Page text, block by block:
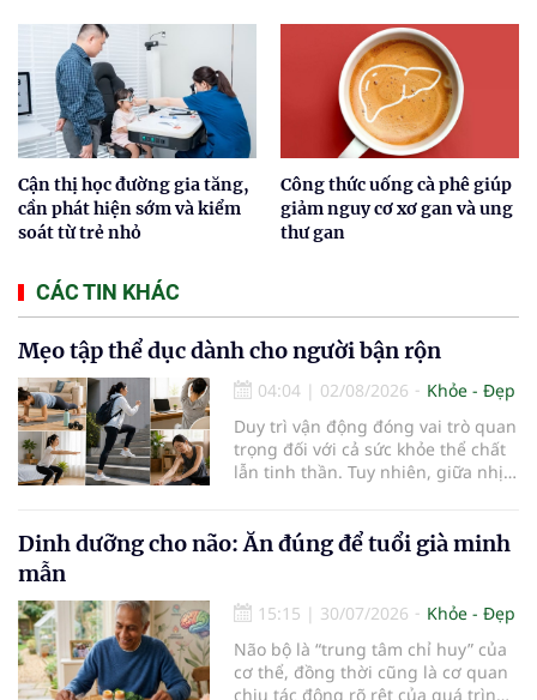
Cận thị học đường gia tăng,
cần phát hiện sớm và kiểm
soát từ trẻ nhỏ
Công thức uống cà phê giúp
giảm nguy cơ xơ gan và ung
thư gan
CÁC TIN KHÁC
Mẹo tập thể dục dành cho người bận rộn
04:04 | 02/08/2026
Khỏe - Đẹp
Duy trì vận động đóng vai trò quan
trọng đối với cả sức khỏe thể chất
lẫn tinh thần. Tuy nhiên, giữa nhịp
cho các hoạt động tập luyện
thường trở thành một thách thức
Dinh dưỡng cho não: Ăn đúng để tuổi già minh
mẫn
15:15 | 30/07/2026
Khỏe - Đẹp
Não bộ là “trung tâm chỉ huy” của
cơ thể, đồng thời cũng là cơ quan
chịu tác động rõ rệt của quá trình